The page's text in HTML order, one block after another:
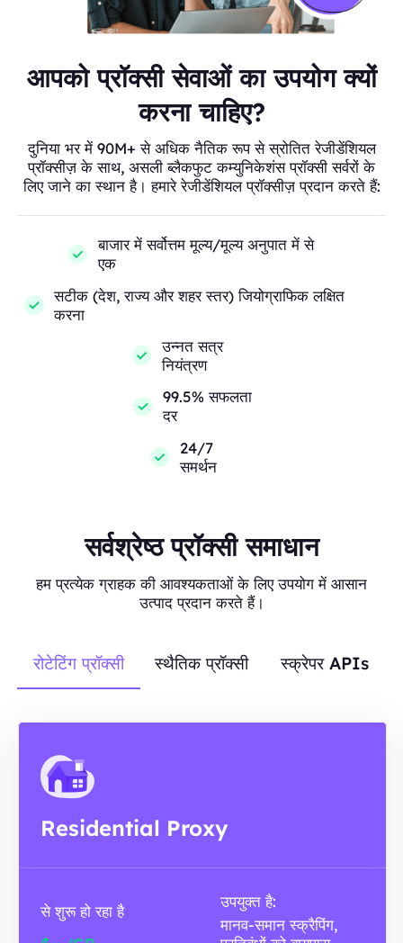
आपको प्रॉक्सी सेवाओं का उपयोग क्यों
करना चाहिए?
दुनिया भर में 90M+ से अधिक नैतिक रूप से स्रोतित रेजीडेंशियल
प्रॉक्सीज़ के साथ, असली ब्लैकफुट कम्युनिकेशंस प्रॉक्सी सर्वरों के
लिए जाने का स्थान है। हमारे रेजीडेंशियल प्रॉक्सीज़ प्रदान करते हैं:
बाजार में सर्वोत्तम मूल्य/मूल्य अनुपात में से
एक
सटीक (देश, राज्य और शहर स्तर) जियोग्राफिक लक्षित
करना
उन्नत सत्र
नियंत्रण
99.5% सफलता
दर
24/7
समर्थन
सर्वश्रेष्ठ प्रॉक्सी समाधान
हम प्रत्येक ग्राहक की आवश्यकताओं के लिए उपयोग में आसान
उत्पाद प्रदान करते हैं।
रोटेटिंग प्रॉक्सी स्थैतिक प्रॉक्सी स्क्रेपर APIs
Residential Proxy
से शुरू हो रहा है
उपयुक्त है:
मानव-समान स्क्रैपिंग,